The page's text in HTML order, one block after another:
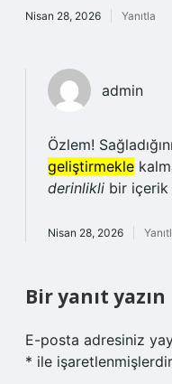
Nisan 28, 2026 Yanıtla
admin
Özlem!
geliştirmekle
derinlikli bir içerik
Nisan 28, 2026
Bir yanıt yazın
E-posta adresiniz
* ile işaretlenmişlerdir